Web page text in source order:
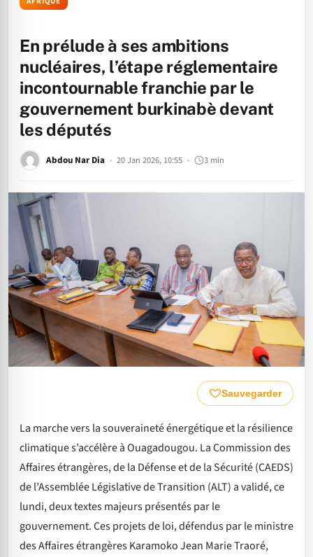
En prélude à ses ambitions
nucléaires, l’étape réglementaire
incontournable franchie par le
gouvernement burkinabè devant
les députés
Abdou Nar Dia 20 Jan 2026, 10:55 3 min
Sauvegarder
La marche vers la souveraineté énergétique et la résilience
climatique s’accélère à Ouagadougou. La Commission des
Affaires étrangères, de la Défense et de la Sécurité (CAEDS)
de l’Assemblée Législative de Transition (ALT) a validé, ce
lundi, deux textes majeurs présentés par le
gouvernement. Ces projets de loi, défendus par le ministre
des Affaires étrangères Karamoko Jean Marie Traoré,